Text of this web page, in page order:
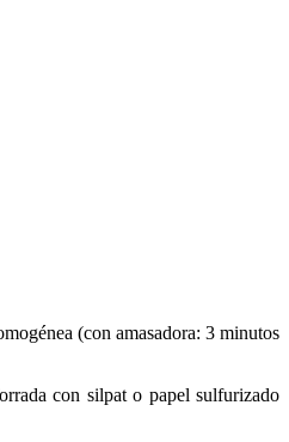
(con amasadora: 3 minutos
con silpat o papel sulfurizado